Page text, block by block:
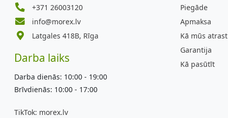
+371 26003120
info@morex.lv
Latgales 418B, Rīga
Darba laiks
Darba dienās: 10:00 - 19:00
Brīvdienās: 10:00 - 17:00
TikTok: morex.lv
Piegāde
Apmaksa
Kā mūs atrast
Garantija
Kā pasūtīt